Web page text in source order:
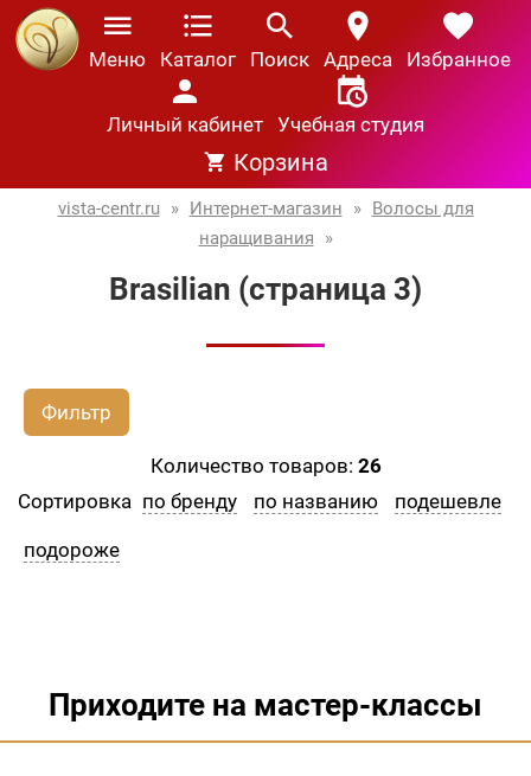
Меню Каталог Поиск Адреса Избранное
Личный кабинет Учебная студия
Корзина
vista-centr.ru » Интернет-магазин » Волосы для
наращивания
»
Brasilian (страница 3)
Фильтр
Количество товаров: 26
Сортировка по бренду по названию подешевле
подороже
Приходите на мастер-классы